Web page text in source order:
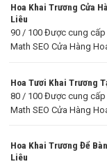
Hoa Khai Trương Cửa
Liêu
90 / 100 Được cung cấp
Math SEO Cửa Hàng
Hoa Tươi Khai Trương
80 / 100 Được cung cấp
Math SEO Cửa Hàng
Hoa Khai Trương Để
Liêu